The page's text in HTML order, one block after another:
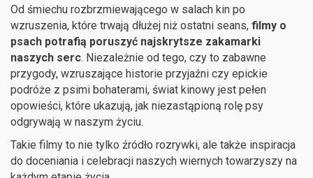
Od śmiechu rozbrzmiewającego w salach kin po
wzruszenia, które trwają dłużej niż ostatni seans, filmy o
psach potrafią poruszyć najskrytsze zakamarki
naszych serc. Niezależnie od tego, czy to zabawne
przygody, wzruszające historie przyjaźni czy epickie
podróże z psimi bohaterami, świat kinowy jest pełen
opowieści, które ukazują, jak niezastąpioną rolę psy
odgrywają w naszym życiu.
Takie filmy to nie tylko źródło rozrywki, ale także inspiracja
do doceniania i celebracji naszych wiernych towarzyszy na